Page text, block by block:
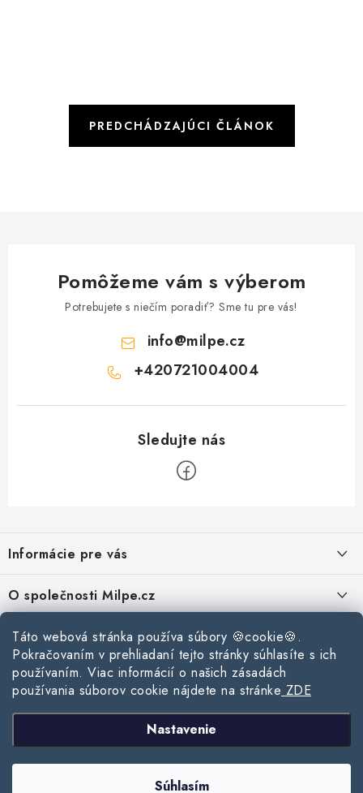
Táto webová stránka používa súbory 🍪cookie🍪.
Pokračovaním v prehliadaní tejto stránky súhlasíte s ich
používaním. Viac informácií o našich zásadách
používania súborov cookie nájdete na stránke ZDE
Nastavenie
Súhlasím
PREDCHÁDZAJÚCI ČLÁNOK
Pomôžeme vám s výberom
Potrebujete s niečím poradiť? Sme tu pre vás!
info@milpe.cz
+420721004004
p
ä
t
Informácie pre vás
Zásady používania súborov cookie
Podmínky ochrany osobních údajů
Obchodní podmínky
O společnosti Milpe.cz
O spoločnosti Milpe
Kontakty
Kontaktné informácie
Stavebný blog
Ako vybrať správnu difúznu fóliu pre strechu?
Žalúzie do spálne: Ako vybrať ideálne tienenie pre pokojný spánok?
Prijímame online platby
Copyright 2026www.milpe.sk. Všetky práva vyhradené.Upraviť nastavenie
cookies